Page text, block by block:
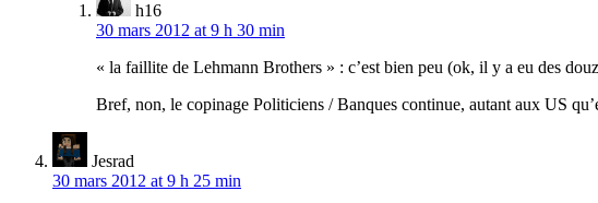
h16
30 mars 2012 at 9 h 30 min
« la faillite de Lehmann Brothers » : c’est bien peu (ok, il y a eu des
Bref, non, le copinage Politiciens / Banques continue, autant aux US
Jesrad
30 mars 2012 at 9 h 25 min